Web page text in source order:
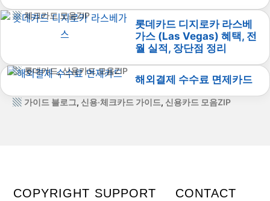
체크카드 모음ZIP
롯데카드 디지로카 라스베
가스 (Las Vegas) 혜택, 전
월 실적, 장단점 정리
롯데카드,신용카드 모음ZIP
해외결제 수수료 면제카드
가이드 블로그, 신용·체크카드 가이드, 신용카드 모음ZIP
COPYRIGHT SUPPORT
CONTACT